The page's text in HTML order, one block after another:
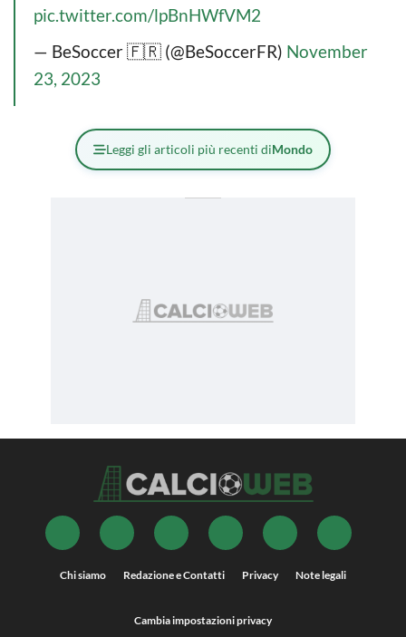
pic.twitter.com/lpBnHWfVM2
— BeSoccer 🇫🇷 (@BeSoccerFR) November
23, 2023
Leggi gli articoli più recenti diMondo
Chi siamo Redazione e Contatti Privacy Note legali
Cambia impostazioni privacy